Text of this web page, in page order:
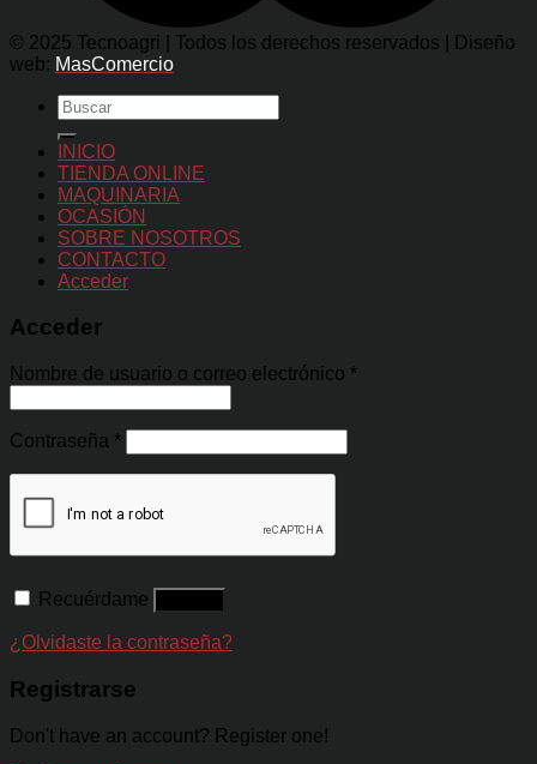
© 2025 Tecnoagri | Todos los derechos reservados | Diseño
web: MasComercio
Buscar
por:
INICIO
TIENDA ONLINE
MAQUINARIA
OCASIÓN
SOBRE NOSOTROS
CONTACTO
Acceder
Acceder
Nombre de usuario o correo electrónico *
Contraseña *
Recuérdame
¿Olvidaste la contraseña?
Registrarse
Don't have an account? Register one!